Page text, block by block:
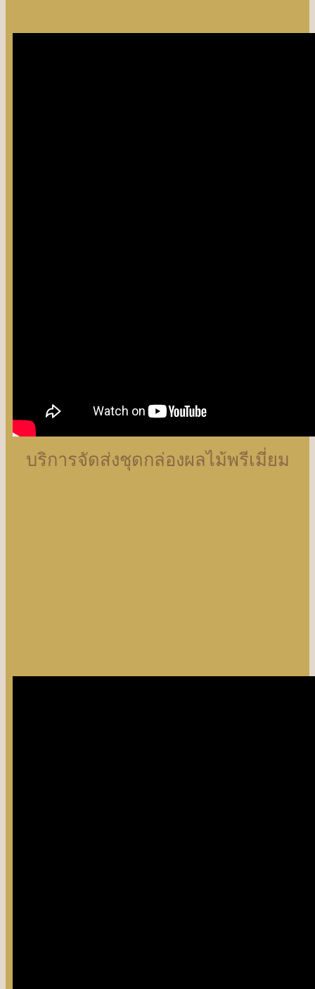
บริการจัดส่งชุดกล่องผลไม้พรีเมี่ยม